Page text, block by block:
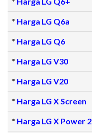
* Harga LG Q6a
* Harga LG Q6
* Harga LG V30
* Harga LG V20
* Harga LG X Screen
* Harga LG X Power 2